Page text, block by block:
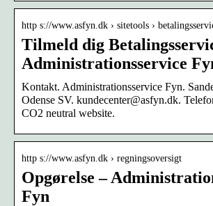
http s://www.asfyn.dk › sitetools ›
Tilmeld dig
Administrationsservice
Kontakt. Administrationsservice Fyn.
Odense SV. kundecenter@asfyn.dk.
CO2 neutral website.
http s://www.asfyn.dk › regningsoversigt
Opgørelse –
Fyn